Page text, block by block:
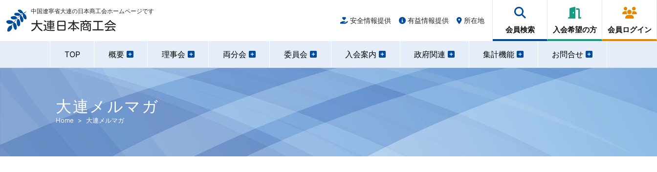
大連日本商工会
中国遼寧省大連の日本商工会ホームページです
安全情報提供 有益情報提供 所在地
会員検索 入会希望の方 会員ログイン
TOP 概要 理事会 両分会 委員会 入会案内 政府関連 集計機能 お問合せ
大連メルマガ
Home 大連メルマガ